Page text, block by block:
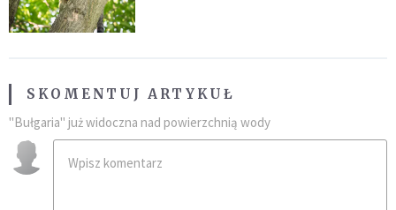
SKOMENTUJ ARTYKUŁ
"Bułgaria" już widoczna nad powierzchnią wody